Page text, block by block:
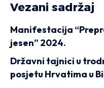
Vezani sadržaj
Manifestacija
jesen” 2024.
Državni tajnici u
posjetu Hrvatima u